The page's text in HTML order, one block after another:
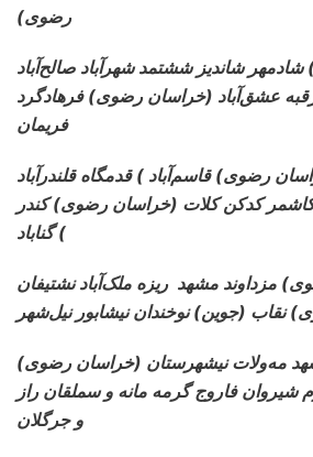
رضوی)
) شادمهرشاندیز ششتمد شهرآباد صالح‌آباد
عشق‌آباد (خراسان رضوی) فرهادگرد
فریمان
رضوی) قاسم‌آباد ) قدمگاه قلندرآباد
کدکن کلات (خراسان رضوی) کندر
) گناباد
مزداوند مشهد ریزه ملک‌آباد نشتیفان
نقاب (جوین) نوخندان نیشابور نیل‌شهر
(خراسان رضوی) یونسین گناباد مشهد مه‌ولات نیشهرستان
شیروان فاروج گرمه مانه و سملقان راز
و جرگلان